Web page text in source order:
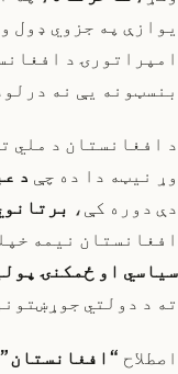
یوازې په جزوي ډول
امپراتورۍ د
بنسټونه یې نه
د افغانستان د ملي
وړ نیټه دا ده چې د
دې دوره کې،
افغانستان نیمه
سیاسي او ځمکنۍ
ته د دولتي
اصطلاح “افغانستان”